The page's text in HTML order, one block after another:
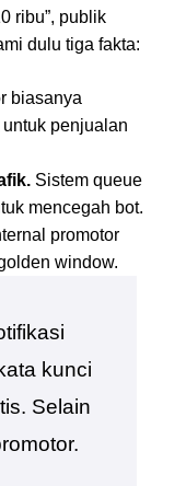
ribu”, publik
dulu tiga fakta:
biasanya
penjualan
Sistem queue
mencegah bot.
promotor
window.
kunci
Selain